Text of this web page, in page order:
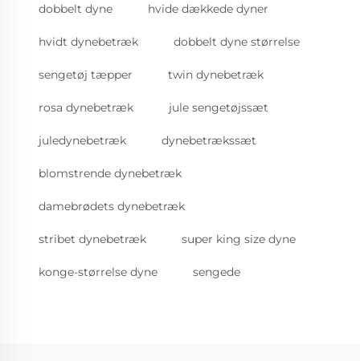
dobbelt dyne hvide dækkede dyner
hvidt dynebetræk dobbelt dyne størrelse
sengetøj tæpper twin dynebetræk
rosa dynebetræk jule sengetøjssæt
juledynebetræk dynebetrækssæt
blomstrende dynebetræk
damebrødets dynebetræk
stribet dynebetræk super king size dyne
konge-størrelse dyne sengede